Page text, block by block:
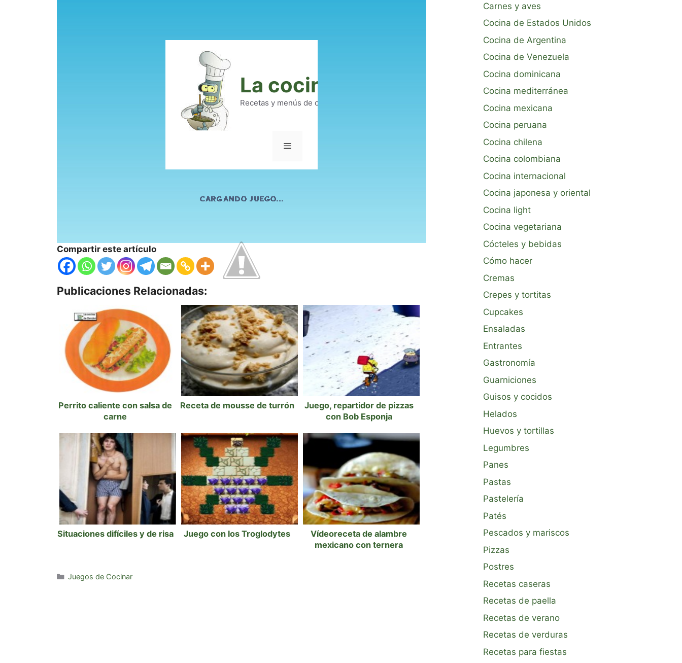
Compartir este artículo
Publicaciones Relacionadas:
Perrito caliente con salsa de
carne
Receta de mousse de turrón
Juego, repartidor de pizzas
con Bob Esponja
Situaciones difíciles y de risa Juego con los Troglodytes
Vídeoreceta de alambre
mexicano con ternera
Categorías
Juegos de Cocinar
Carnes y aves
Cocina de Estados Unidos
Cocina de Argentina
Cocina de Venezuela
Cocina dominicana
Cocina mediterránea
Cocina mexicana
Cocina peruana
Cocina chilena
Cocina colombiana
Cocina internacional
Cocina japonesa y oriental
Cocina light
Cocina vegetariana
Cócteles y bebidas
Cómo hacer
Cremas
Crepes y tortitas
Cupcakes
Ensaladas
Entrantes
Gastronomía
Guarniciones
Guisos y cocidos
Helados
Huevos y tortillas
Legumbres
Panes
Pastas
Pastelería
Patés
Pescados y mariscos
Pizzas
Postres
Recetas caseras
Recetas de paella
Recetas de verano
Recetas de verduras
Recetas para fiestas